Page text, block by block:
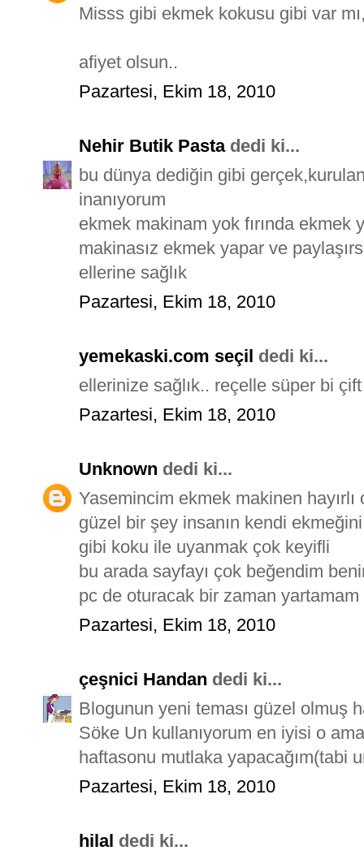
Misss gibi ekmek kokusu gibi var
afiyet olsun..
Pazartesi, Ekim 18, 2010
Nehir Butik Pastadedi ki...
bu dünya dediğin gibi
inanıyorum
ekmek makinam yok fırında
makinasız ekmek yapar ve
ellerine sağlık
Pazartesi, Ekim 18, 2010
yemekaski.com seçil dedi ki...
ellerinize sağlık.. reçelle süper bi
Pazartesi, Ekim 18, 2010
Unknown dedi ki...
Yasemincim ekmek makinen
güzel bir şey insanın kendi
gibi koku ile uyanmak çok keyifli
bu arada sayfayı çok beğendim
pc de oturacak bir zaman
Pazartesi, Ekim 18, 2010
çeşnici Handan dedi ki...
Blogunun yeni teması güzel olmuş
Söke Un kullanıyorum en iyisi o
haftasonu mutlaka yapacağım(tabi
Pazartesi, Ekim 18, 2010
hilal dedi ki...